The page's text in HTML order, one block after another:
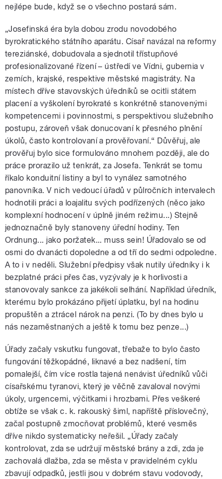
nejlépe bude, když se o všechno postará sám.
„Josefinská éra byla dobou zrodu novodobého
byrokratického státního aparátu. Císař navázal na reformy
tereziánské, dobudovala a sjednotil třístupňové
profesionalizované řízení – ústředí ve Vídni, gubernia v
zemích, krajské, respektive městské magistráty. Na
místech dříve stavovských úředníků se ocitli státem
placení a vyškolení byrokraté s konkrétně stanovenými
kompetencemi i povinnostmi, s perspektivou služebního
postupu, zároveň však donucovaní k přesného plnění
úkolů, často kontrolovaní a prověřovaní.“ Důvěřuj, ale
prověřuj bylo sice formulováno mnohem později, ale do
práce prorazilo už tenkrát, za Josefa. Tenkrát se tomu
říkalo konduitní listiny a byl to vynález samotného
panovníka. V nich vedoucí úřadů v půlročních intervalech
hodnotili práci a loajalitu svých podřízených (něco jako
komplexní hodnocení v úplně jiném režimu...) Stejně
jednoznačně byly stanoveny úřední hodiny. Ten
Ordnung... jako poržatek... muss sein! Úřadovalo se od
osmi do dvanácti dopoledne a od tří do sedmi odpoledne.
A to i v neděli. Služební předpisy však nutily úředníky i k
bezplatné práci přes čas, vyzývaly je k horlivosti a
stanovovaly sankce za jakékoli selhání. Například úředník,
kterému bylo prokázáno přijetí úplatku, byl na hodinu
propuštěn a ztrácel nárok na penzi. (To by dnes bylo u
nás nezaměstnaných a ještě k tomu bez penze...)
Úřady začaly vskutku fungovat, třebaže to bylo často
fungování těžkopádné, liknavé a bez nadšení, tím
pomalejší, čím více rostla tajená nenávist úředníků vůči
císařskému tyranovi, který je věčně zavaloval novými
úkoly, urgencemi, výčitkami i hrozbami. Přes veškeré
obtíže se však c. k. rakouský šiml, napříště příslovečný,
začal postupně zmocňovat problémů, které vesměs
dříve nikdo systematicky neřešil. „Úřady začaly
kontrolovat, zda se udržují městské brány a zdi, zda je
zachovalá dlažba, zda se města v pravidelném cyklu
zbavují odpadků, jestli jsou v dobrém stavu vodovody,